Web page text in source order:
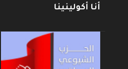
أنا أكولينينا